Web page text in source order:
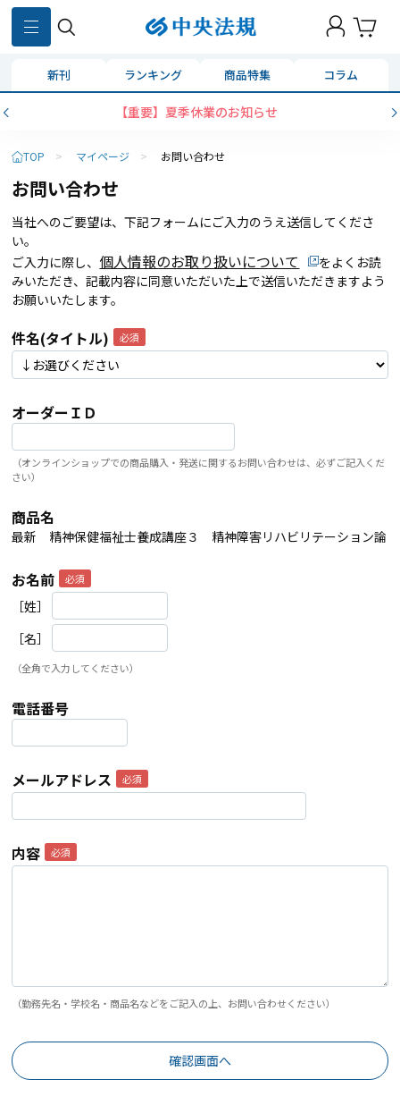
新刊 ランキング 商品特集 コラム
【重要】夏季休業のお知らせ
TOP > マイページ > お問い合わせ
お問い合わせ
当社へのご要望は、下記フォームにご入力のうえ送信してくださ
い。
ご入力に際し、 個人情報のお取り扱いについて
をよくお読
みいただき、記載内容に同意いただいた上で送信いただきますよう
お願いいたします。
件名(タイトル)
オーダーＩＤ
（オンラインショップでの商品購入・発送に関するお問い合わせは、必ずご記入くだ
さい）
商品名
最新 精神保健福祉士養成講座３ 精神障害リハビリテーション論
お名前
［姓］
［名］
（全角で入力してください）
電話番号
メールアドレス
内容
（勤務先名・学校名・商品名などをご記入の上、お問い合わせください）